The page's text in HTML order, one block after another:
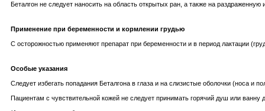
Беталгон не следует наносить на область открытых ран, а также на раздраженную
Применение при беременности и кормлении грудью
С осторожностью применяют препарат при беременности и в период лактации
Особые указания
Следует избегать попадания Беталгона в глаза и на слизистые оболочки (носа
Пациентам с чувствительной кожей не следует принимать горячий душ или